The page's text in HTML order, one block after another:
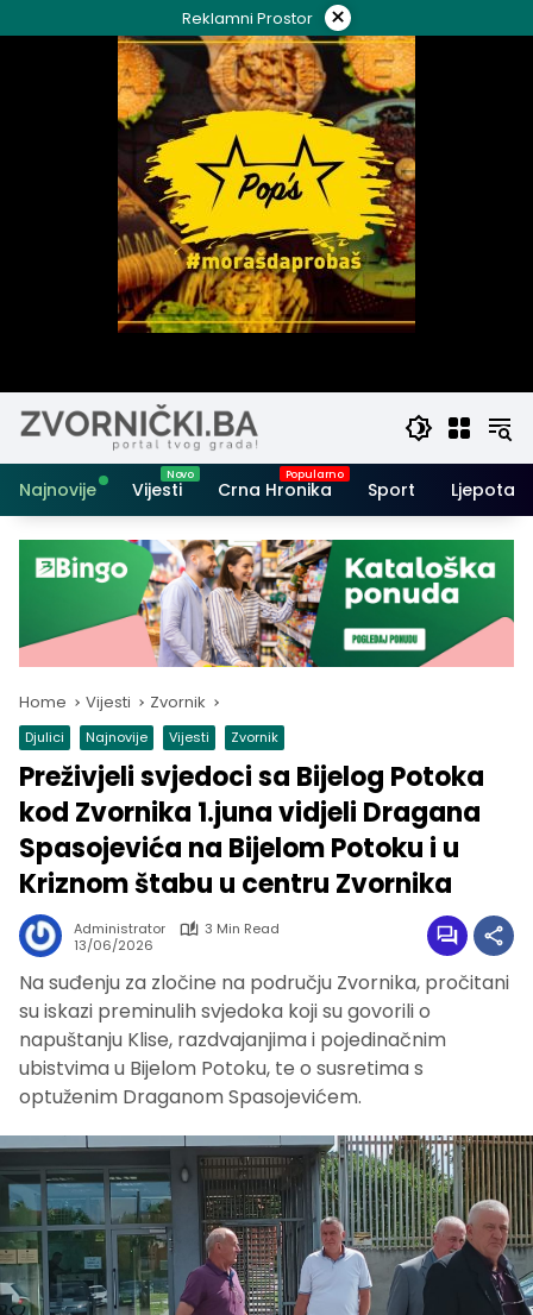
to
Reklamni Prostor ×
Najnovije Vijesti Crna Hronika Sport Ljepota i
Home Vijesti Zvornik
Djulici Najnovije Vijesti Zvornik
Preživjeli svjedoci sa Bijelog Potoka
kod Zvornika 1.juna vidjeli Dragana
Spasojevića na Bijelom Potoku i u
Kriznom štabu u centru Zvornika
Administrator
3 Min Read
13/06/2026
Na suđenju za zločine na području Zvornika, pročitani
su iskazi preminulih svjedoka koji su govorili o
napuštanju Klise, razdvajanjima i pojedinačnim
ubistvima u Bijelom Potoku, te o susretima s
optuženim Draganom Spasojevićem.